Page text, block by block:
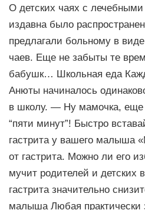
О детских чаях с
издавна было
предлагали больному в
чаев. Еще не забыты те
бабушк… Школьная еда
Анюты начиналось
в школу. — Ну мамочка, еще
“пяти минут”! Быстро
гастрита у вашего малыша
от гастрита. Можно ли его
мучит родителей и детских
гастрита значительно
малыша Любая практически